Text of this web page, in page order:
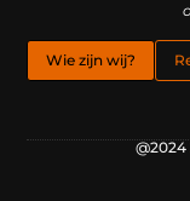
Wie zijn wij?
@2024